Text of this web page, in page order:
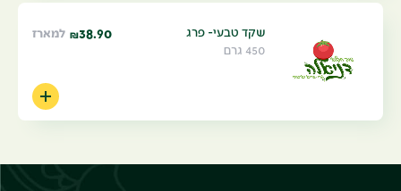
שקד טבעי- פרג
450 גרם
₪38.90 למארז